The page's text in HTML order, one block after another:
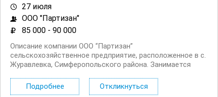
27 июля
ООО "Партизан"
85 000 - 90 000
Описание компании ООО “Партизан”
сельскохозяйственное предприятие, расположенное в с.
Журавлевка, Симферопольского района. Занимается
пшеница, а также гороха и кукурузы на силос. (Площадь
с/х угодий 3500 га) Условия Официальное...
Подробнее Откликнуться